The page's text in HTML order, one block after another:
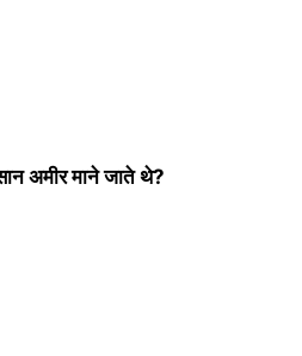
अमीर माने जाते थे?